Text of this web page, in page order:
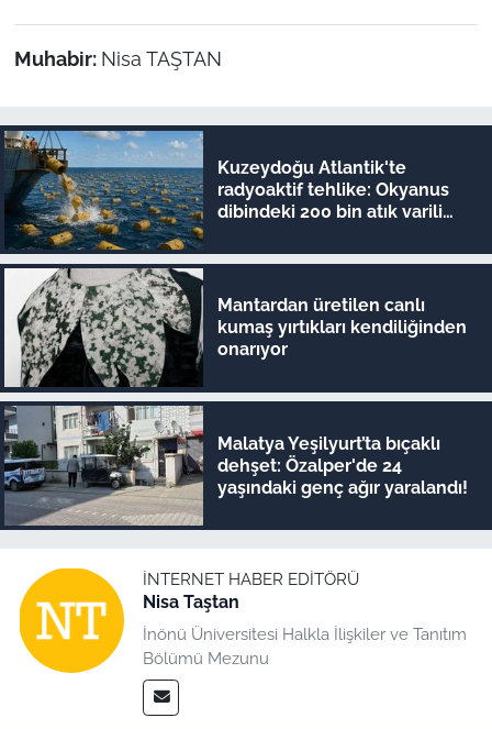
Muhabir: Nisa TAŞTAN
Kuzeydoğu Atlantik'te
radyoaktif tehlike: Okyanus
dibindeki 200 bin atık varili
Mantardan üretilen canlı
kumaş yırtıkları kendiliğinden
onarıyor
Malatya Yeşilyurt’ta bıçaklı
dehşet: Özalper'de 24
yaşındaki genç ağır yaralandı!
İNTERNET HABER EDITÖRÜ
Nisa Taştan
İnönü Üniversitesi Halkla İlişkiler ve Tanıtım
Bölümü Mezunu